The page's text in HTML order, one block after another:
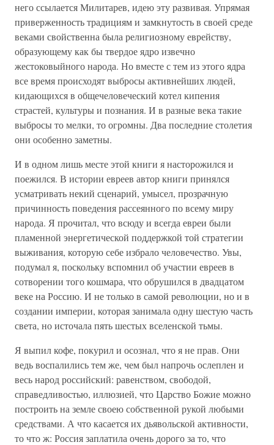
него ссылается Милитарев, идею эту развивая. Упрямая
приверженность традициям и замкнутость в своей среде
веками свойственна была религиозному еврейству,
образующему как бы твердое ядро извечно
жестоковыйного народа. Но вместе с тем из этого ядра
все время происходят выбросы активнейших людей,
кидающихся в общечеловеческий котел кипения
страстей, культуры и познания. И в разные века такие
выбросы то мелки, то огромны. Два последние столетия
они особенно заметны.
И в одном лишь месте этой книги я насторожился и
поежился. В истории евреев автор книги принялся
усматривать некий сценарий, умысел, прозрачную
причинность поведения рассеянного по всему миру
народа. Я прочитал, что всюду и всегда евреи были
пламенной энергетической поддержкой той стратегии
выживания, которую себе избрало человечество. Увы,
подумал я, поскольку вспомнил об участии евреев в
сотворении того кошмара, что обрушился в двадцатом
веке на Россию. И не только в самой революции, но и в
создании империи, которая занимала одну шестую часть
света, но источала пять шестых вселенской тьмы.
Я выпил кофе, покурил и осознал, что я не прав. Они
ведь воспалились тем же, чем был напрочь ослеплен и
весь народ российский: равенством, свободой,
справедливостью, иллюзией, что Царство Божие можно
построить на земле своею собственной рукой любыми
средствами. А что касается их дьявольской активности,
то что ж: Россия заплатила очень дорого за то, что